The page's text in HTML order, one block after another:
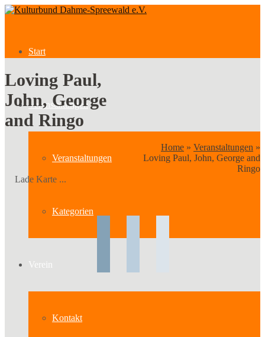
Start
Veranstaltungen
Veranstaltungen
Kategorien
Verein
Kontakt
Loving Paul,
John, George
and Ringo
Home » Veranstaltungen »
Loving Paul, John, George and
Ringo
Lade Karte ...